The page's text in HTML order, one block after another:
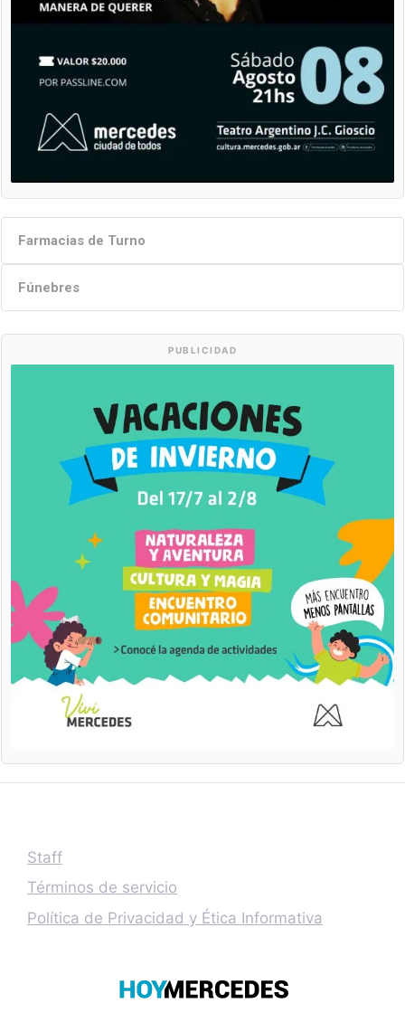
Farmacias de Turno
Fúnebres
PUBLICIDAD
Staff
Términos de servicio
Política de Privacidad y Ética Informativa